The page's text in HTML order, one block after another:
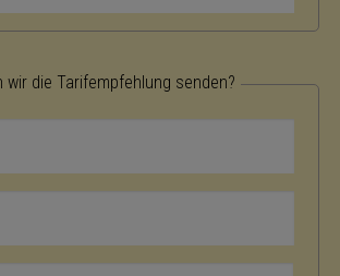
wir die Tarifempfehlung senden?